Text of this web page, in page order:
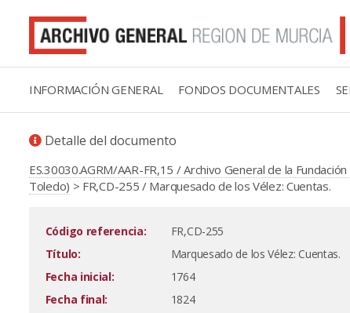
INFORMACIÓN GENERAL FONDOS DOCUMENTALES
Detalle del documento
ES.30030.AGRM/AAR-FR,15 / Archivo General de la
Toledo) > FR,CD-255 / Marquesado de los Vélez: Cuentas.
Código referencia:
FR,CD-255
Título:
Marquesado de los Vélez: Cuentas.
Fecha inicial:
1764
Fecha final:
1824